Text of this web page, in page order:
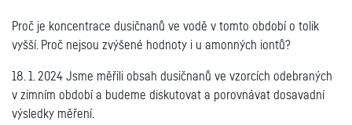
Proč je koncentrace dusičnanů ve vodě v tomto období o tolik
vyšší. Proč nejsou zvýšené hodnoty i u amonných iontů?
18. 1. 2024 Jsme měřili obsah dusičnanů ve vzorcích odebraných
v zimním období a budeme diskutovat a porovnávat dosavadní
výsledky měření.